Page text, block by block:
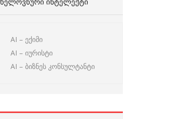
AI – ექიმი
AI – იურისტი
AI – ბიზნეს კონსულტანტი